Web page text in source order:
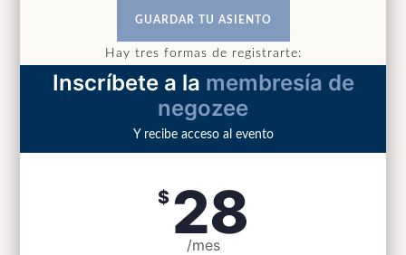
GUARDAR TU ASIENTO
Hay tres formas de registrarte:
Inscríbete a la membresía de
negozee
Y recibe acceso al evento
$ 28
/mes